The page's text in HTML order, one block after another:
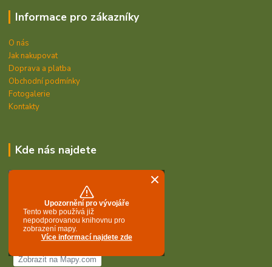
Informace pro zákazníky
O nás
Jak nakupovat
Doprava a platba
Obchodní podmínky
Fotogalerie
Kontakty
Kde nás najdete